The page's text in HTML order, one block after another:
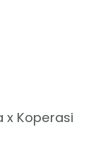
x Koperasi